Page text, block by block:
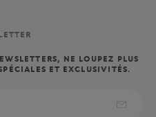
NE LOUPEZ PLUS
ET EXCLUSIVITÉS.